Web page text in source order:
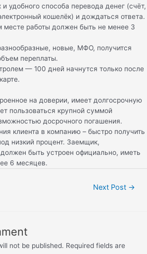
удобного способа перевода денег (счёт,
кошелёк) и дождаться ответа.
месте работы должен быть не менее 3
новые, МФО, получится
переплаты.
— 100 дней начнутся только после
на доверии, имеет долгосрочную
пользоваться крупной суммой
досрочного погашения.
клиента в компанию – быстро получить
низкий процент. Заемщик,
быть устроен официально, иметь
6 месяцев.
Next Post →
not be published. Required fields are